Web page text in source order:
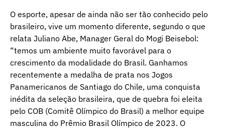
O esporte, apesar de ainda não ser tão conhecido pelo
brasileiro, vive um momento diferente, segundo o que
relata Juliano Abe, Manager Geral do Mogi Beisebol:
“temos um ambiente muito favorável para o
crescimento da modalidade do Brasil. Ganhamos
recentemente a medalha de prata nos Jogos
Panamericanos de Santiago do Chile, uma conquista
inédita da seleção brasileira, que de quebra foi eleita
pelo COB (Comitê Olímpico do Brasil) a melhor equipe
masculina do Prêmio Brasil Olímpico de 2023. O